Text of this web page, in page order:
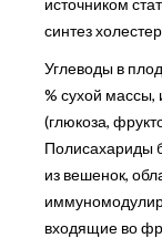
источником
синтез
Углеводы в
% сухой массы,
(глюкоза,
Полисахариды
из вешенок,
входящие во